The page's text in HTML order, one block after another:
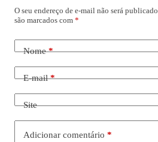
O seu endereço de e-mail não será publicado.
são marcados com *
Nome*
E-mail*
Site
Adicionar comentário *